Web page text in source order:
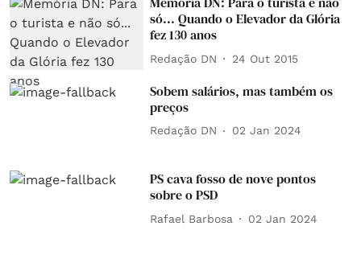
só... Quando o Elevador da Glória
fez 130 anos
Redação DN 24 Out 2015
Sobem salários, mas também os
preços
Redação DN 02 Jan 2024
PS cava fosso de nove pontos
sobre o PSD
Rafael Barbosa 02 Jan 2024